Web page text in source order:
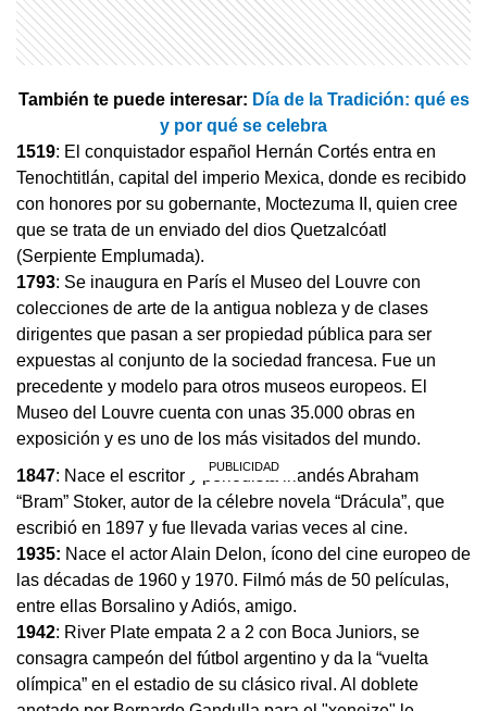
También te puede interesar: Día de la Tradición: qué es
y por qué se celebra
1519: El conquistador español Hernán Cortés entra en
Tenochtitlán, capital del imperio Mexica, donde es recibido
con honores por su gobernante, Moctezuma II, quien cree
que se trata de un enviado del dios Quetzalcóatl
(Serpiente Emplumada).
1793: Se inaugura en París el Museo del Louvre con
colecciones de arte de la antigua nobleza y de clases
dirigentes que pasan a ser propiedad pública para ser
expuestas al conjunto de la sociedad francesa. Fue un
precedente y modelo para otros museos europeos. El
Museo del Louvre cuenta con unas 35.000 obras en
exposición y es uno de los más visitados del mundo.
1847: Nace el escritor y periodista irlandés Abraham
“Bram” Stoker, autor de la célebre novela “Drácula”, que
escribió en 1897 y fue llevada varias veces al cine.
1935: Nace el actor Alain Delon, ícono del cine europeo de
las décadas de 1960 y 1970. Filmó más de 50 películas,
entre ellas Borsalino y Adiós, amigo.
1942: River Plate empata 2 a 2 con Boca Juniors, se
consagra campeón del fútbol argentino y da la “vuelta
olímpica” en el estadio de su clásico rival. Al doblete